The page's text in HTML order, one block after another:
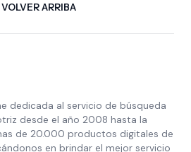
VOLVER ARRIBA
dedicada al servicio de búsqueda
desde el año 2008 hasta la
de 20.000 productos digitales de
en brindar el mejor servicio